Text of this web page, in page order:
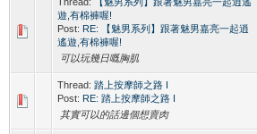
遊,有棉褲喔!
Post: RE: 【魅男系列】跟著魅男嘉亮一起逍
遙遊,有棉褲喔!
可以玩幾日嘅胸肌
Thread: 踏上按摩師之路 I
Post: RE: 踏上按摩師之路 I
其實可以的話邊個想賣肉